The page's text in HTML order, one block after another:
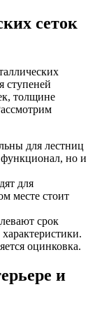
сеток
ступеней
толщине
для лестниц
но и
для
месте стоит
срок
оцинковка.
и